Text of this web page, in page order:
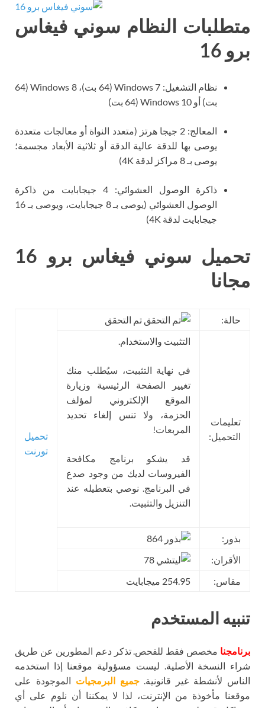
متطلبات النظام سوني فيغاس
برو 16
نظام التشغيل: Windows 7 (64 بت)، Windows 8 (64
بت) أو Windows 10 (64 بت)
المعالج: 2 جيجا هرتز (متعدد النواة أو معالجات متعددة
يوصى بها للدقة عالية الدقة أو ثلاثية الأبعاد مجسمة؛
يوصى بـ 8 مراكز لدقة 4K)
ذاكرة الوصول العشوائي: 4 جيجابايت من ذاكرة
الوصول العشوائي (يوصى بـ 8 جيجابايت، ويوصى بـ 16
جيجابايت لدقة 4K)
تحميل سوني فيغاس برو 16
مجانا
حالة: تم التحقق
تحميل
تورنت
تعليمات
التحميل:
التثبيت والاستخدام.
في نهاية التثبيت، سيُطلب منك
تغيير الصفحة الرئيسية وزيارة
الموقع الإلكتروني لمؤلف
الحزمة، ولا تنس إلغاء تحديد
المربعات!
قد يشكو برنامج مكافحة
الفيروسات لديك من وجود صدع
في البرنامج. نوصي بتعطيله عند
التنزيل والتثبيت.
بذور:
الأقران:
مقاس:
254.95 ميجابايت
تنبيه المستخدم
برنامجنا مخصص فقط للفحص. تذكر دعم المطورين عن طريق
شراء النسخة الأصلية. ليست مسؤولية موقعنا إذا استخدمه
الناس لأنشطة غير قانونية.جميع البرمجيات الموجودة على
موقعنا مأخوذة من الإنترنت، لذا لا يمكننا أن نلوم على أي